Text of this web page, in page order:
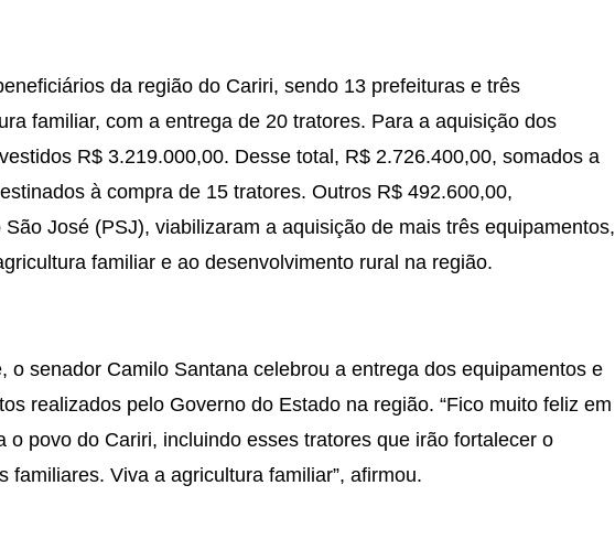
da região do Cariri, sendo 13 prefeituras e três
familiar, com a entrega de 20 tratores. Para a aquisição dos
R$ 3.219.000,00. Desse total, R$ 2.726.400,00, somados a
à compra de 15 tratores. Outros R$ 492.600,00,
José (PSJ), viabilizaram a aquisição de mais três equipamentos,
familiar e ao desenvolvimento rural na região.
o senador Camilo Santana celebrou a entrega dos equipamentos e
realizados pelo Governo do Estado na região. “Fico muito feliz em
o povo do Cariri, incluindo esses tratores que irão fortalecer o
familiares. Viva a agricultura familiar”, afirmou.